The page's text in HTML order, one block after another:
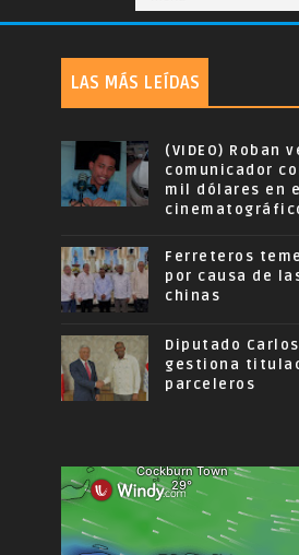
LAS MÁS LEÍDAS
(VIDEO) Roban
comunicador
mil dólares en
Ferreteros
por causa de
chinas
Diputado
gestiona
parceleros